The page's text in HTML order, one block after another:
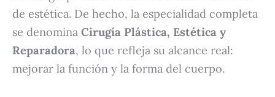
de estética. De hecho, la especialidad completa
se denomina Cirugía Plástica, Estética y
Reparadora, lo que refleja su alcance real:
mejorar la función y la forma del cuerpo.